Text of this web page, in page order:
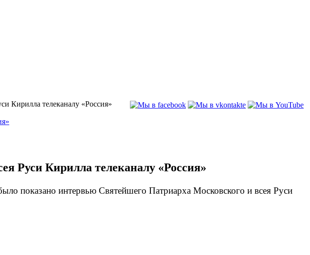
Кирилла телеканалу «Россия»
Руси Кирилла телеканалу «Россия»
показано интервью Святейшего Патриарха Московского и всея Руси